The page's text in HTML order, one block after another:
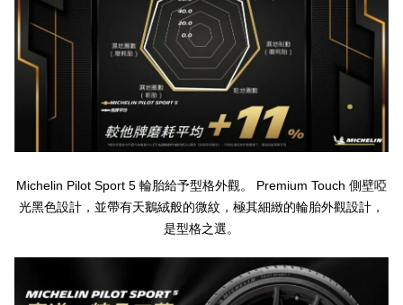
Michelin Pilot Sport 5 輪胎給予型格外觀。 Premium Touch 側壁啞
光黑色設計，並帶有天鵝絨般的微紋，極其細緻的輪胎外觀設計，
是型格之選。